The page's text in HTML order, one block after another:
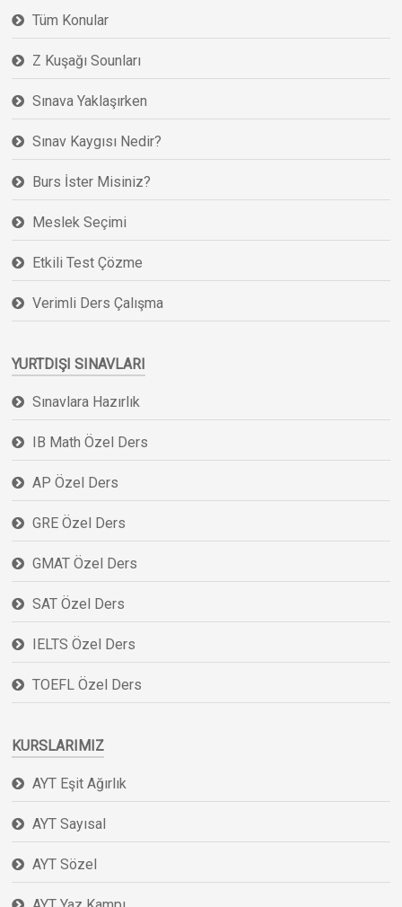
Tüm Konular
Z Kuşağı Sounları
Sınava Yaklaşırken
Sınav Kaygısı Nedir?
Burs İster Misiniz?
Meslek Seçimi
Etkili Test Çözme
Verimli Ders Çalışma
YURTDIŞI SINAVLARI
Sınavlara Hazırlık
IB Math Özel Ders
AP Özel Ders
GRE Özel Ders
GMAT Özel Ders
SAT Özel Ders
IELTS Özel Ders
TOEFL Özel Ders
KURSLARIMIZ
AYT Eşit Ağırlık
AYT Sayısal
AYT Sözel